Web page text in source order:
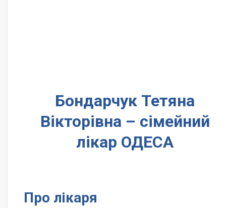
Бондарчук Тетяна
Вікторівна – сімейний
лікар ОДЕСА
Про лікаря